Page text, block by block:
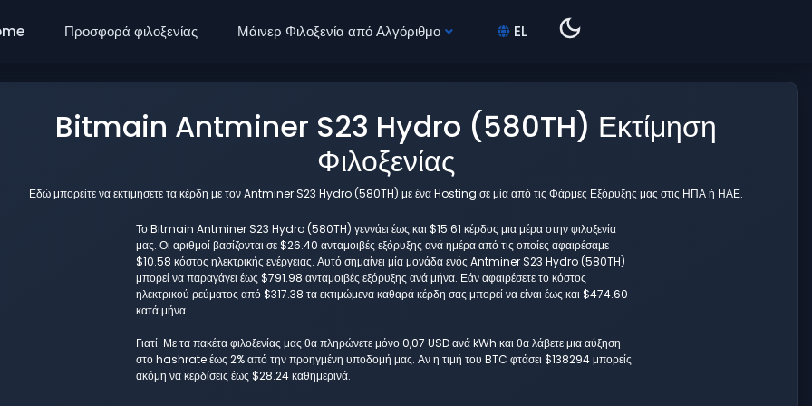
Προσφορά φιλοξενίας Μάινερ Φιλοξενία από Αλγόριθμο EL
Bitmain Antminer S23 Hydro (580TH) Εκτίμηση
Φιλοξενίας
Εδώ μπορείτε να εκτιμήσετε τα κέρδη με τον Antminer S23 Hydro (580TH) με ένα Hosting σε μία από τις Φάρμες Εξόρυξης μας στις ΗΠΑ ή ΗΑΕ.
Το Bitmain Antminer S23 Hydro (580TH) γεννάει έως και $15.61 κέρδος μια μέρα στην φιλοξενία
μας. Οι αριθμοί βασίζονται σε $26.40 ανταμοιβές εξόρυξης ανά ημέρα από τις οποίες αφαιρέσαμε
$10.58 κόστος ηλεκτρικής ενέργειας. Αυτό σημαίνει μία μονάδα ενός Antminer S23 Hydro (580TH)
μπορεί να παραγάγει έως $791.98 ανταμοιβές εξόρυξης ανά μήνα. Εάν αφαιρέσετε το κόστος
ηλεκτρικού ρεύματος από $317.38 τα εκτιμώμενα καθαρά κέρδη σας μπορεί να είναι έως και $474.60
κατά μήνα.
Γιατί: Με τα πακέτα φιλοξενίας μας θα πληρώνετε μόνο 0,07 USD ανά kWh και θα λάβετε μια αύξηση
στο hashrate έως 2% από την προηγμένη υποδομή μας. Αν η τιμή του BTC φτάσει $138294 μπορείς
ακόμη να κερδίσεις έως $28.24 καθημερινά.